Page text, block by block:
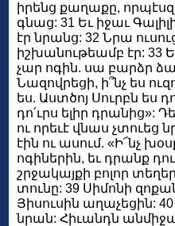
իրենց քաղաքը,
գնաց: 31 Եւ իջաւ
էր նրանց: 32 Նրա
իշխանութեամբ էր: 33
չար ոգին. սա բարձր
Նազովրեցի, ի՞նչ ես
ես. Աստծոյ Սուրբն ես
դո՛ւրս ելիր դրանից»:
ու որեւէ վնաս
էին ու ասում. «Ի՜նչ
ոգիներին, եւ դրանք
շրջակայքի բոլոր
տունը: 39 Սիմոնի
Յիսուսին աղաչեցին:
նրան: Հիւանդն